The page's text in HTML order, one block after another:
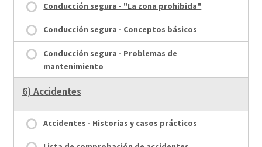
Conducción segura - "La zona prohibida"
Conducción segura - Conceptos básicos
Conducción segura - Problemas de
mantenimiento
6) Accidentes
Accidentes - Historias y casos prácticos